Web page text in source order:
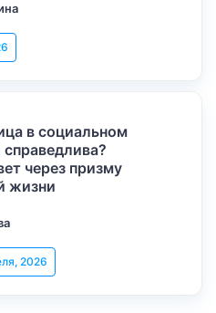
в социальном
через призму
жизни
2026